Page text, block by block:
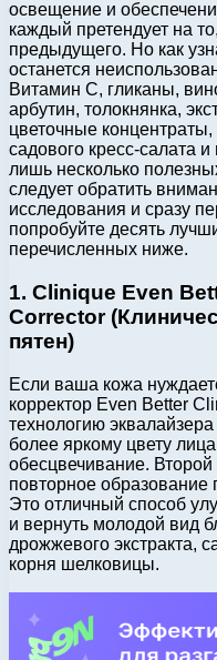
освещение и
каждый претендует на
предыдущего. Но как
останется
Витамин С, гликаны,
арбутин, толокнянка,
цветочные концентраты,
садового кресс-салата
лишь несколько
следует обратить
исследования и сразу
попробуйте десять
перечисленных ниже.
1. Clinique Even
Corrector
пятен)
Если ваша кожа
корректор Even Better
технологию
более яркому цвету
обесцвечивание.
повторное
Это отличный способ
и вернуть молодой вид
дрожжевого экстракта,
корня шелковицы.